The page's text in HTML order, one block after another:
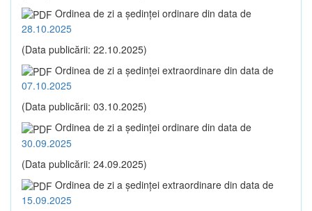
Ordinea de zi a şedinţei ordinare din data de
28.10.2025
(Data publicării: 22.10.2025)
Ordinea de zi a şedinţei extraordinare din data de
07.10.2025
(Data publicării: 03.10.2025)
Ordinea de zi a şedinţei ordinare din data de
30.09.2025
(Data publicării: 24.09.2025)
Ordinea de zi a şedinţei extraordinare din data de
15.09.2025